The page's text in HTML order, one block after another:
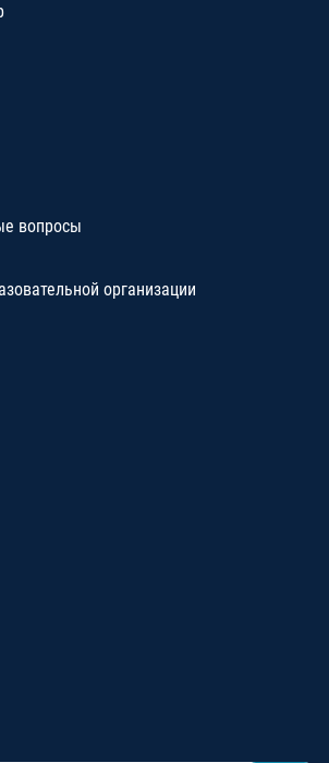
вопросы
организации